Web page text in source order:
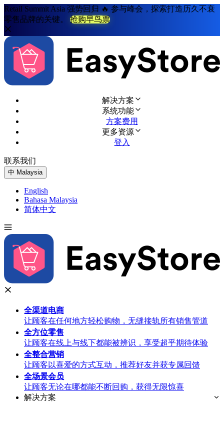
Retail Summit Asia 强势回归 🔥 参与峰会，探索打造历久不衰
零售品牌的关键。
抢购早鸟票
解决方案
系统功能
方案费用
更多资源
登入
联系我们
中 Malaysia
English
Bahasa Malaysia
简体中文
全渠道电商
让顾客在任何地方轻松购物，无缝接轨所有销售管道
全方位零售
让顾客在线上与线下都能被辨识，享受超乎期待体验
全整合营销
让顾客以喜爱的方式互动，推荐好友并获专属回馈
全场景会员
让顾客无论在哪都能不断回购，获得无限惊喜
解决方案